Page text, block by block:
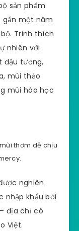
sản phẩm
gần một năm
Trinh thích
nhiên với
đậu tương,
mùi thảo
mùi hóa học
thơm dễ chịu
nghiên
nhập khẩu bởi
địa chỉ có
Việt.